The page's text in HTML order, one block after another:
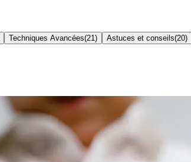
Techniques Avancées(21 ) Astuces et conseils(20)